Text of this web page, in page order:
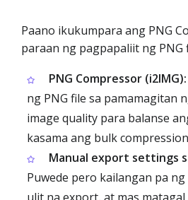
Paano ikukumpara ang PNG
paraan ng pagpapaliit ng PNG
PNG Compressor (i2IMG):
ng PNG file sa pamamagitan
image quality para balanse
kasama ang bulk compression
Manual export settings
Puwede pero kailangan pa